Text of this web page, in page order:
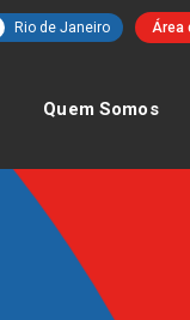
Rio de Janeiro Área
Quem Somos